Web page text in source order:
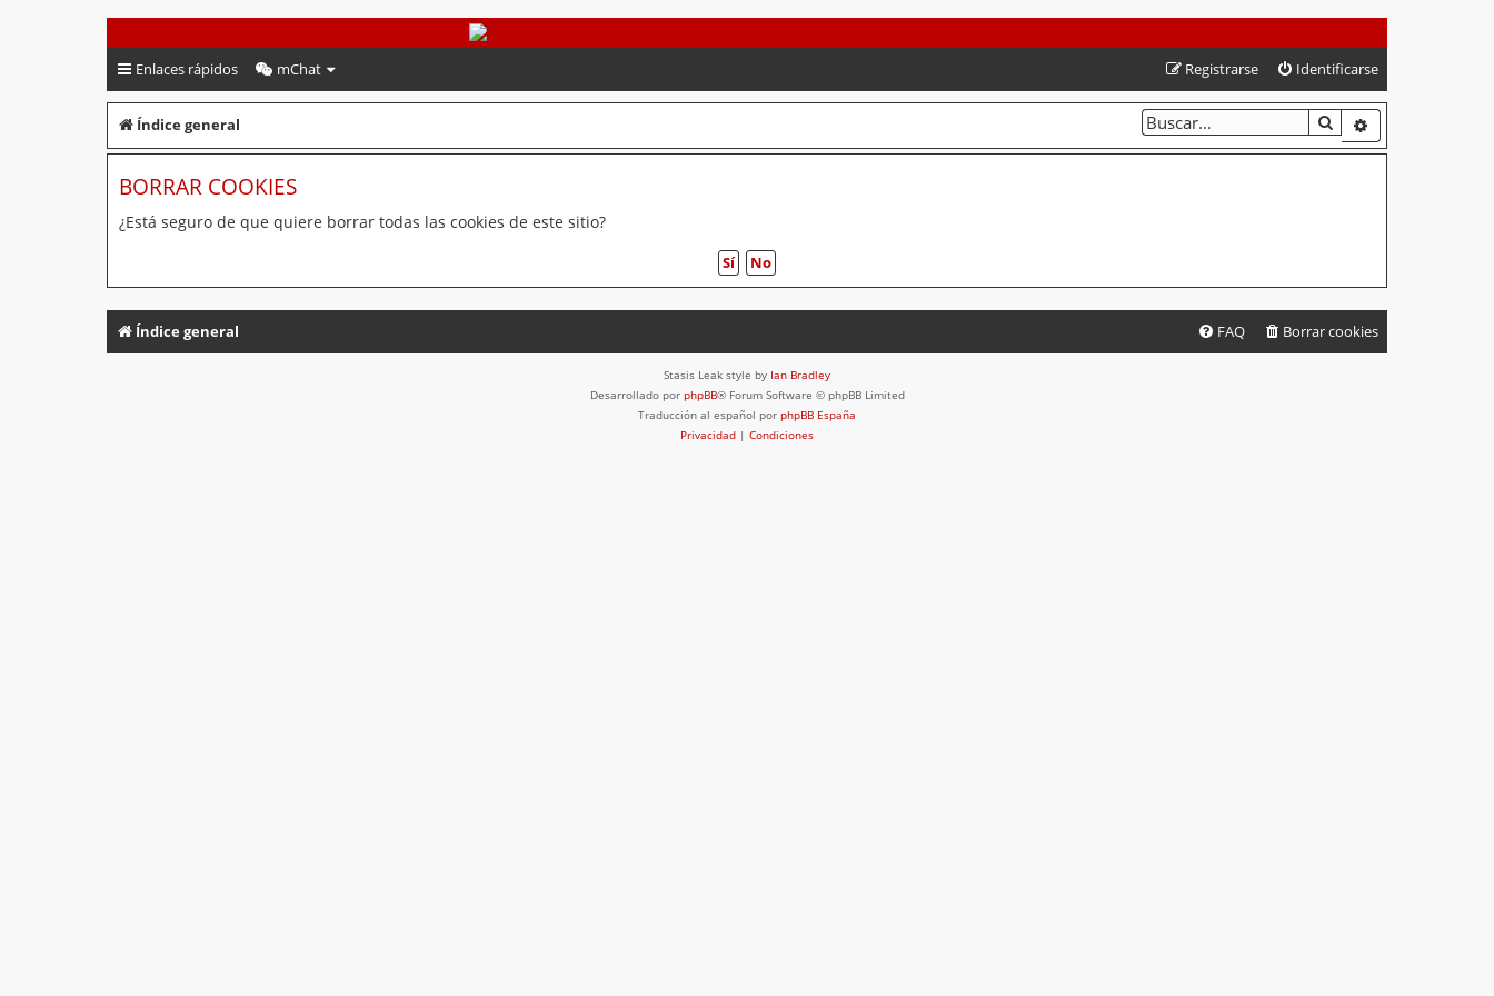
PeruVoley.com
Enlaces rápidos mChat Identificarse
Registrarse
Índice general BUSCAR
BORRAR COOKIES
¿Está seguro de que quiere borrar todas las cookies de este sitio?
Índice general Borrar cookies
FAQ
Stasis Leak style by Ian Bradley
Desarrollado por phpBB® Forum Software © phpBB Limited
Traducción al español por phpBB España
Privacidad | Condiciones